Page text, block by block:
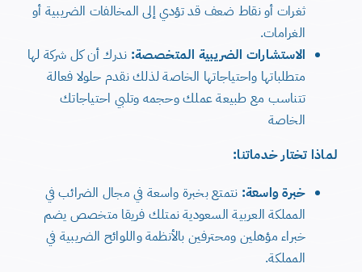
ثغرات أو نقاط ضعف قد تؤدي إلى المخالفات الضريبية أو
الغرامات.
الاستشارات الضريبية المتخصصة: ندرك أن كل شركة لها
متطلباتها واحتياجاتها الخاصة لذلك نقدم حلولا فعالة
تتناسب مع طبيعة عملك وحجمه وتلبي احتياجاتك
الخاصة
لماذا تختار خدماتنا:
خبرة واسعة: نتمتع بخبرة واسعة في مجال الضرائب في
المملكة العربية السعودية نمتلك فريقا متخصص يضم
خبراء مؤهلين ومحترفين بالأنظمة واللوائح الضريبية في
المملكة.